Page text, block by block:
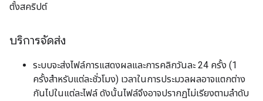
ตั้งสคริปต์
บริการจัดส่ง
ระบบจะส่งไฟล์การแสดงผลและการคลิกวันละ 24 ครั้ง (1
ครั้งสำหรับแต่ละชั่วโมง) เวลาในการประมวลผลอาจแตกต่าง
กันไปในแต่ละไฟล์ ดังนั้นไฟล์จึงอาจปรากฏไม่เรียงตามลำดับ